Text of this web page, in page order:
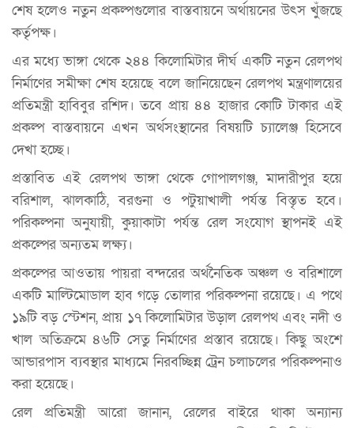
শেষ হলেও নতুন প্রকল্পগুলোর বাস্তবায়নে অর্থায়নের উৎস খুঁজছে
কর্তৃপক্ষ।
এর মধ্যে ভাঙ্গা থেকে ২৪৪ কিলোমিটার দীর্ঘ একটি নতুন রেলপথ
নির্মাণের সমীক্ষা শেষ হয়েছে বলে জানিয়েছেন রেলপথ মন্ত্রণালয়ের
প্রতিমন্ত্রী হাবিবুর রশিদ। তবে প্রায় ৪৪ হাজার কোটি টাকার এই
প্রকল্প বাস্তবায়নে এখন অর্থসংস্থানের বিষয়টি চ্যালেঞ্জ হিসেবে
দেখা হচ্ছে।
প্রস্তাবিত এই রেলপথ ভাঙ্গা থেকে গোপালগঞ্জ, মাদারীপুর হয়ে
বরিশাল, ঝালকাঠি, বরগুনা ও পটুয়াখালী পর্যন্ত বিস্তৃত হবে।
পরিকল্পনা অনুযায়ী, কুয়াকাটা পর্যন্ত রেল সংযোগ স্থাপনই এই
প্রকল্পের অন্যতম লক্ষ্য।
প্রকল্পের আওতায় পায়রা বন্দরের অর্থনৈতিক অঞ্চল ও বরিশালে
একটি মাল্টিমোডাল হাব গড়ে তোলার পরিকল্পনা রয়েছে। এ পথে
১৯টি বড় স্টেশন, প্রায় ১৭ কিলোমিটার উড়াল রেলপথ এবং নদী ও
খাল অতিক্রমে ৪৬টি সেতু নির্মাণের প্রস্তাব রয়েছে। কিছু অংশে
আন্ডারপাস ব্যবস্থার মাধ্যমে নিরবচ্ছিন্ন ট্রেন চলাচলের পরিকল্পনাও
করা হয়েছে।
রেল প্রতিমন্ত্রী আরো জানান, রেলের বাইরে থাকা অন্যান্য